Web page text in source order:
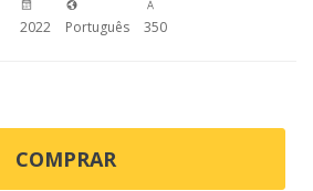
2022 Português 350
COMPRAR